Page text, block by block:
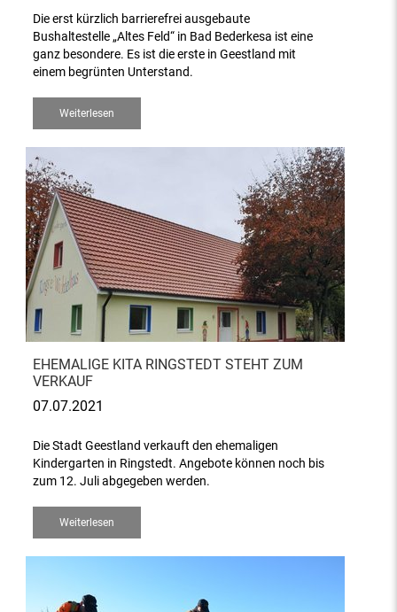
Die erst kürzlich barrierefrei ausgebaute
Bushaltestelle „Altes Feld“ in Bad Bederkesa ist eine
ganz besondere. Es ist die erste in Geestland mit
einem begrünten Unterstand.
Weiterlesen
EHEMALIGE KITA RINGSTEDT STEHT ZUM
VERKAUF
07.07.2021
Die Stadt Geestland verkauft den ehemaligen
Kindergarten in Ringstedt. Angebote können noch bis
zum 12. Juli abgegeben werden.
Weiterlesen